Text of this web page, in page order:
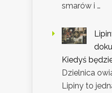
smarów i …
Kiedyś
Dzielnica
Lipiny to